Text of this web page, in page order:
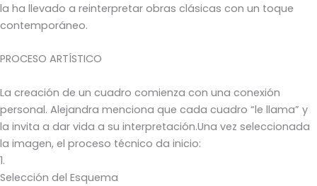
la ha llevado a reinterpretar obras clásicas con un toque
contemporáneo.
PROCESO ARTÍSTICO
La creación de un cuadro comienza con una conexión
personal. Alejandra menciona que cada cuadro “le llama” y
la invita a dar vida a su interpretación.Una vez seleccionada
la imagen, el proceso técnico da inicio:
1.
Selección del Esquema